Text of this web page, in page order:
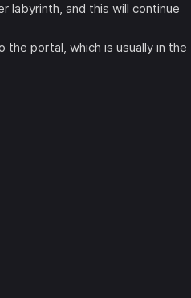
labyrinth, and this will continue
portal, which is usually in the